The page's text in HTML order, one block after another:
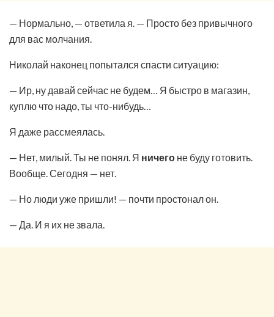
— Нормально, — ответила я. — Просто без привычного
для вас молчания.
Николай наконец попытался спасти ситуацию:
— Ир, ну давай сейчас не будем… Я быстро в магазин,
куплю что надо, ты что-нибудь…
Я даже рассмеялась.
— Нет, милый. Ты не понял. Я ничего не буду готовить.
Вообще. Сегодня — нет.
— Но люди уже пришли! — почти простонал он.
— Да. И я их не звала.